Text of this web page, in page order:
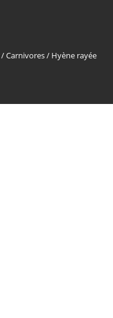
/Carnivores/ Hyène rayée